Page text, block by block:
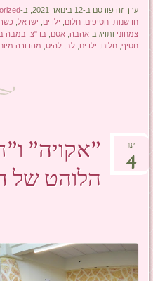
ערך זה פורסם ב-12 בינואר 2021, ב-
חדשנות ,חטיפים ,חלום ילדים ישראל כשר
צמחוני ותויג ב-אהבה ,אסם בד"צ במבה
חטיף ,חלום ילדים ,לב ,להיט מהדורה
"אקויה"
הלוהט של
ינו
4